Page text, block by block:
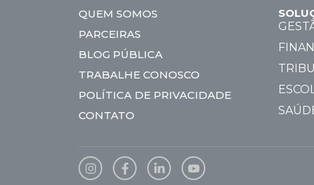
QUEM SOMOS
PARCEIRAS
BLOG PÚBLICA
TRABALHE CONOSCO
POLÍTICA DE PRIVACIDADE
CONTATO